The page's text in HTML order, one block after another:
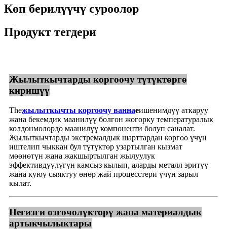
Көп берилүүчү суроолор
Продукт тегдери
Жылыткычтарды коргоочу түтүктөргө
киришүү
Theжылыткычты коргоочу ваннаeишенимдүү аткаруу
жана бекемдик маанилүү болгон жогорку температуралык
колдонмолордо маанилүү компоненти болуп саналат.
Жылыткычтарды экстремалдык шарттардан коргоо үчүн
иштелип чыккан бул түтүктөр узартылган кызмат
мөөнөтүн жана жакшыртылган жылуулук
эффективдүүлүгүн камсыз кылып, аларды металл эритүү
жана куюу сыяктуу өнөр жай процесстери үчүн зарыл
кылат.
Негизги өзгөчөлүктөрү жана материалдык
артыкчылыктары